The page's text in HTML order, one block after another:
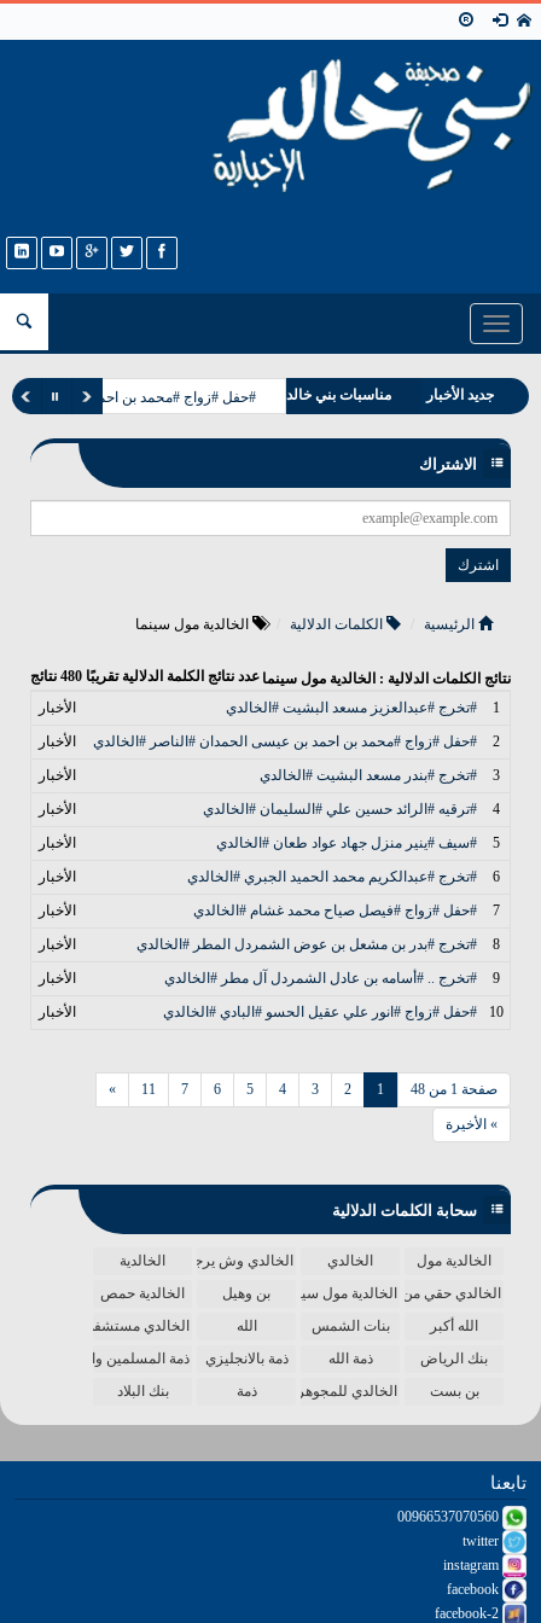
Toggle
navigation
جديد الأخبار مناسبات بني خالد #حفل #زواج #محمد بن احمد بن عيسى
الاشتراك
الرئيسية الكلمات الدلالية الخالدية مول سينما
نتائج الكلمات الدلالية : الخالدية مول سينما عدد نتائج الكلمة الدلالية تقريبًا 480 نتائج
1
#تخرج #عبدالعزيز مسعد البشيت #الخالدي
الأخبار
2
#حفل #زواج #محمد بن احمد بن عيسى الحمدان #الناصر #الخالدي
الأخبار
3
#تخرج #بندر مسعد البشيت #الخالدي
الأخبار
4
#ترقيه #الرائد حسين علي #السليمان #الخالدي
الأخبار
5
#سيف #ينير منزل جهاد عواد طعان #الخالدي
الأخبار
6
#تخرج #عبدالكريم محمد الحميد الجبري #الخالدي
الأخبار
7
#حفل #زواج #فيصل صياح محمد غشام #الخالدي
الأخبار
8
#تخرج #بدر بن مشعل بن عوض الشمردل المطر #الخالدي
الأخبار
9
#تخرج .. #أسامه بن عادل الشمردل آل مطر #الخالدي
الأخبار
10
#حفل #زواج #انور علي عقيل الحسو #البادي #الخالدي الأخبار
صفحة 1 من 48 1
2
3
4
5
6
7
11
»
» الأخيرة
سحابة الكلمات الدلالية
الخالدية مول الخالدي الخالدي وش يرجع
الخالدية
الخالدي حقي من الدنياالخالدية مول سينما بن وهيل
الخالدية حمص
الله أكبر
بنات الشمس الله
الخالدي مستشفى
بنك الرياض
ذمة الله ذمة بالانجليزي
ذمة المسلمين واحدة
بن بست
الخالدي للمجوهرات ذمة بنك البلاد
تابعنا